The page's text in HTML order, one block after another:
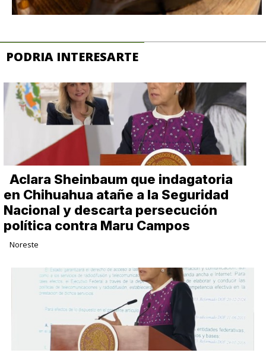
PODRIA INTERESARTE
Aclara Sheinbaum que indagatoria
en Chihuahua atañe a la Seguridad
Nacional y descarta persecución
política contra Maru Campos
Noreste